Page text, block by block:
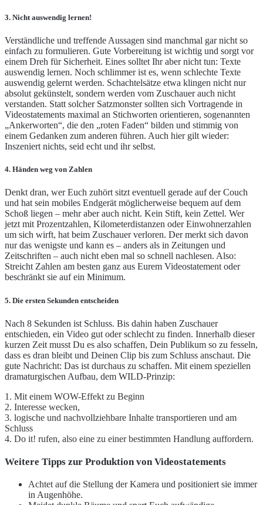
3. Nicht auswendig lernen!
Verständliche und treffende Aussagen sind manchmal gar nicht so
einfach zu formulieren. Gute Vorbereitung ist wichtig und sorgt vor
einem Dreh für Sicherheit. Eines solltet Ihr aber nicht tun: Texte
auswendig lernen. Noch schlimmer ist es, wenn schlechte Texte
auswendig gelernt werden. Schachtelsätze etwa klingen nicht nur
absolut gekünstelt, sondern werden vom Zuschauer auch nicht
verstanden. Statt solcher Satzmonster sollten sich Vortragende in
Videostatements maximal an Stichworten orientieren, sogenannten
„Ankerworten“, die den „roten Faden“ bilden und stimmig von
einem Gedanken zum anderen führen. Auch hier gilt wieder:
Inszeniert nichts, seid echt und ihr selbst.
4. Händen weg von Zahlen
Denkt dran, wer Euch zuhört sitzt eventuell gerade auf der Couch
und hat sein mobiles Endgerät möglicherweise bequem auf dem
Schoß liegen – mehr aber auch nicht. Kein Stift, kein Zettel. Wer
jetzt mit Prozentzahlen, Kilometerdistanzen oder Einwohnerzahlen
um sich wirft, hat beim Zuschauer verloren. Der merkt sich davon
nur das wenigste und kann es – anders als in Zeitungen und
Zeitschriften – auch nicht eben mal so schnell nachlesen. Also:
Streicht Zahlen am besten ganz aus Eurem Videostatement oder
beschränkt sie auf ein Minimum.
5. Die ersten Sekunden entscheiden
Nach 8 Sekunden ist Schluss. Bis dahin haben Zuschauer
entschieden, ein Video gut oder schlecht zu finden. Innerhalb dieser
kurzen Zeit musst Du es also schaffen, Dein Publikum so zu fesseln,
dass es dran bleibt und Deinen Clip bis zum Schluss anschaut. Die
gute Nachricht: Das ist durchaus zu schaffen. Mit einem speziellen
dramaturgischen Aufbau, dem WILD-Prinzip:
1. Mit einem WOW-Effekt zu Beginn
2. Interesse wecken,
3. logische und nachvollziehbare Inhalte transportieren und am
Schluss
4. Do it! rufen, also eine zu einer bestimmten Handlung auffordern.
Weitere Tipps zur Produktion von Videostatements
Achtet auf die Stellung der Kamera und positioniert sie immer
in Augenhöhe.